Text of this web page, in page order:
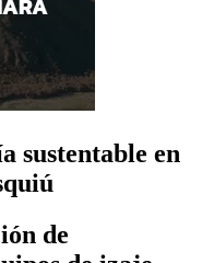
sustentable en
de